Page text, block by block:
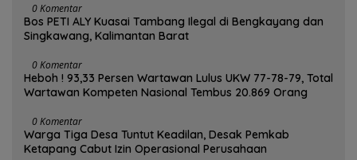
0 Komentar
Bos PETI ALY Kuasai Tambang Ilegal di Bengkayang dan
Singkawang, Kalimantan Barat
0 Komentar
Heboh ! 93,33 Persen Wartawan Lulus UKW 77-78-79, Total
Wartawan Kompeten Nasional Tembus 20.869 Orang
0 Komentar
Warga Tiga Desa Tuntut Keadilan, Desak Pemkab
Ketapang Cabut Izin Operasional Perusahaan